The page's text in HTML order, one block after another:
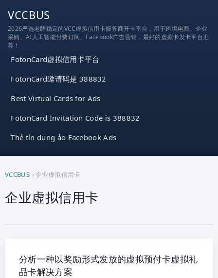
VCCBUS
2026严选老牌稳定的VCC虚拟信用卡服务商开卡平台，用于跨境电商、企业
采购、AI人工智能付费订阅、Facebook广告营销，最好的虚拟卡发卡平台推
荐！
FotonCard虚拟信用卡平台
FotonCard邀请码是 388832
Best Virtual Cards for Ads
FotonCard Invitation Code is 388832
Thẻ tín dụng ảo Facebook Ads
VCCBUS ›企业虚拟信用卡
企业虚拟信用卡
分析一种以奖励形式发放的虚拟预付卡虚拟礼
品卡解决方案